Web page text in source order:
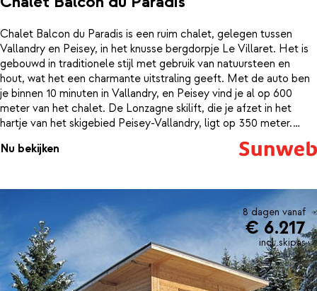
Chalet Balcon du Paradis is een ruim chalet, gelegen tussen
Vallandry en Peisey, in het knusse bergdorpje Le Villaret. Het is
gebouwd in traditionele stijl met gebruik van natuursteen en
hout, wat het een charmante uitstraling geeft. Met de auto ben
je binnen 10 minuten in Vallandry, en Peisey vind je al op 600
meter van het chalet. De Lonzagne skilift, die je afzet in het
hartje van het skigebied Peisey-Vallandry, ligt op 350 meter.
Chalet Balcon du Paradis bestaat uit drie verdiepingen en heeft
een gezellige woonkamer met open haard. Wat opvalt binnen zijn
eetruimte en een volledig ingerichte open keuken. Na een dag in
de frisse buitenlucht is het weer heerlijk opwarmen voor de open
haard of in de sauna, welke gedeeld wordt met het naastgelegen
chalet.
Nu bekijken
8 dagen vanaf
€ 6.217
incl. skipas